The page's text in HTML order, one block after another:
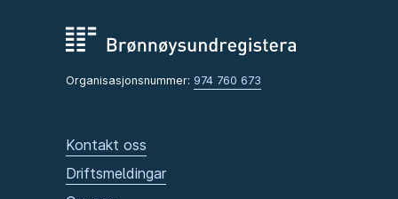
Organisasjonsnummer: 974 760 673
Kontakt oss
Driftsmeldingar